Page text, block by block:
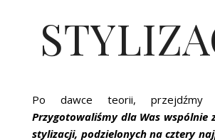
Po dawce teorii, przejdźmy
Przygotowaliśmy dla Was wspólnie
stylizacji, podzielonych na cztery